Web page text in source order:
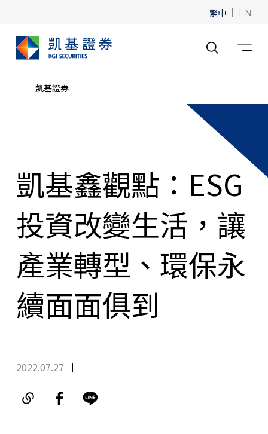
繁中 | EN
凱基證券
凱基鑫觀點：ESG
投資改變生活，讓
產業轉型、環保永
續面面俱到
2022.07.27